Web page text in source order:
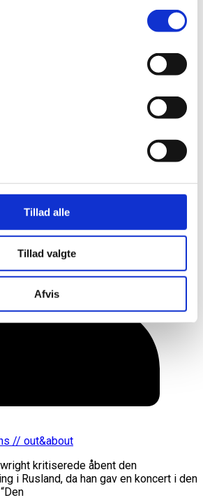
Tillad alle
Tillad valgte
Afvis
// out&about
kritiserede åbent den
i Rusland, da han gav en koncert i den